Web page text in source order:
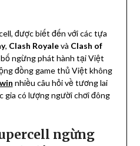
được biết đến với các tựa
, Clash Royalevà Clash of
ngừng phát hành tại Việt
đồng game thủ Việt không
nhiều câu hỏi về tương lai
gia có lượng người chơi đông
ngừng